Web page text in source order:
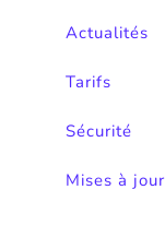
Actualités
Tarifs
Sécurité
Mises à jour